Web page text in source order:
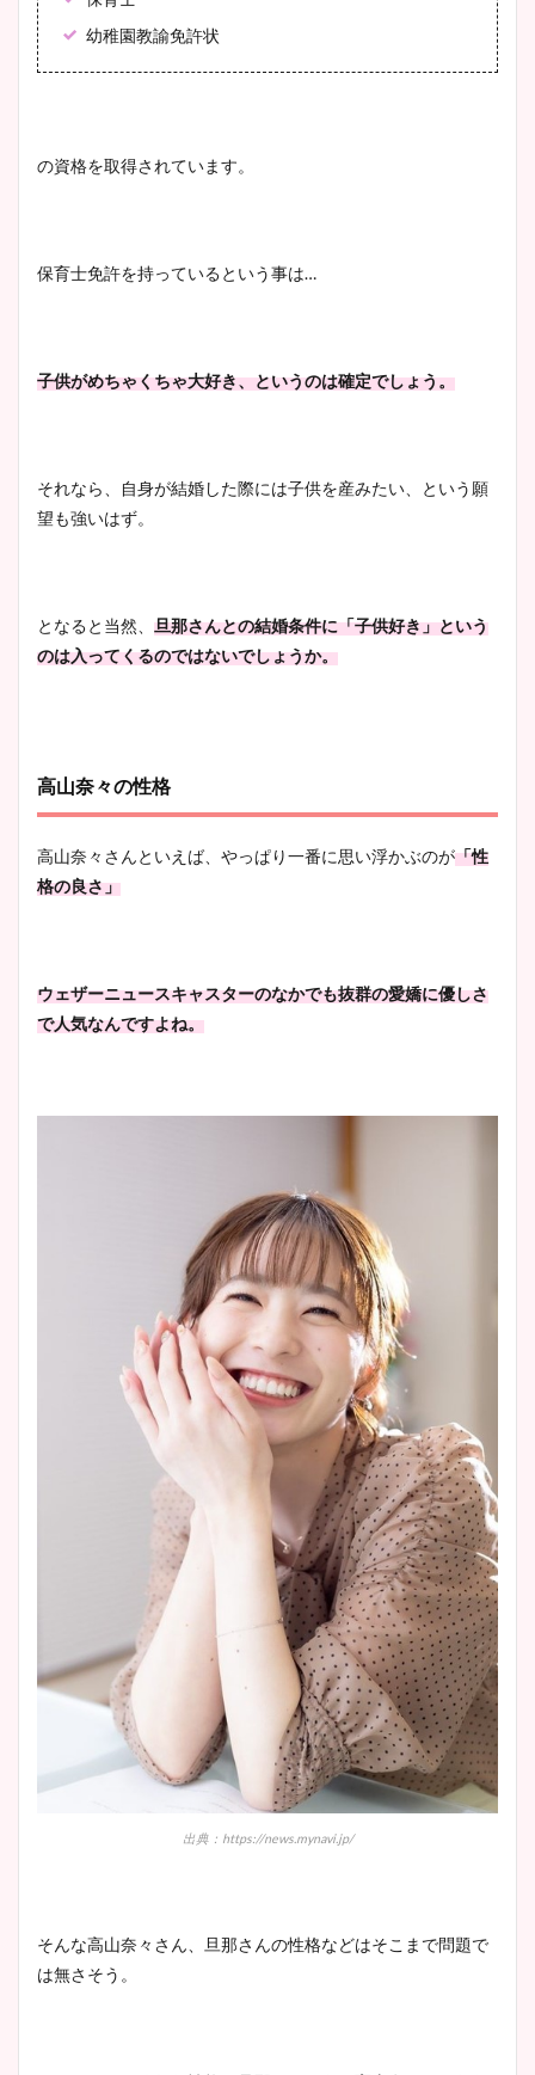
幼稚園教諭免許状
の資格を取得されています。
保育士免許を持っているという事は…
子供がめちゃくちゃ大好き、というのは確定でしょう。
それなら、自身が結婚した際には子供を産みたい、という願
望も強いはず。
となると当然、 旦那さんとの結婚条件に「子供好き」という
のは入ってくるのではないでしょうか。
高山奈々の性格
高山奈々さんといえば、やっぱり一番に思い浮かぶのが「性
格の良さ」
ウェザーニュースキャスターのなかでも抜群の愛嬌に優しさ
で人気なんですよね。
出典：https://news.mynavi.jp/
そんな高山奈々さん、旦那さんの性格などはそこまで問題で
は無さそう。